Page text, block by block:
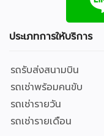
ประเภทการให้บริการ
รถรับส่งสนามบิน
รถเช่าพร้อมคนขับ
รถเช่ารายวัน
รถเช่ารายเดือน